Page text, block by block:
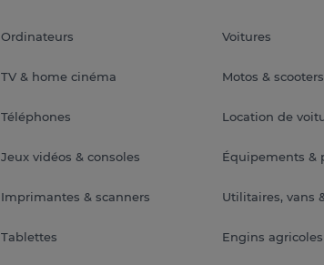
Ordinateurs
TV & home cinéma
Téléphones
Jeux vidéos & consoles
Imprimantes & scanners
Tablettes
Voitures
Motos & scooters
Location de
Équipements &
Utilitaires, vans
Engins